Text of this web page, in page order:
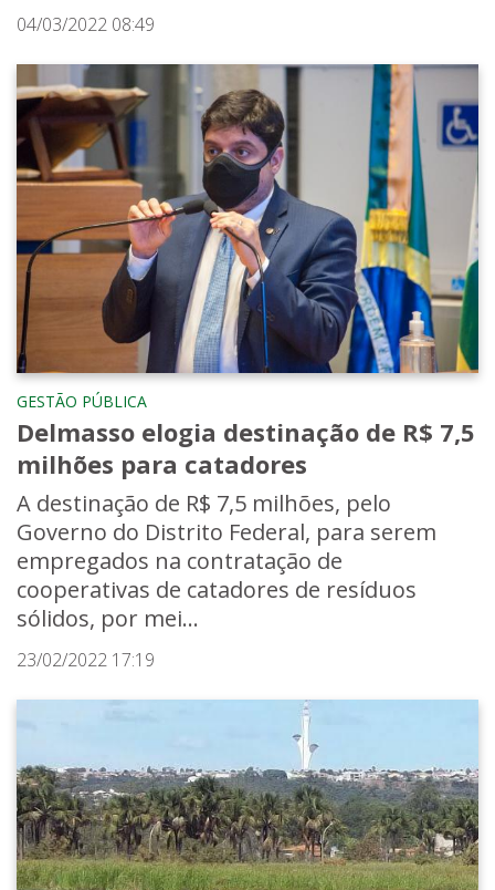
04/03/2022 08:49
GESTÃO PÚBLICA
Delmasso elogia destinação de R$ 7,5
milhões para catadores
A destinação de R$ 7,5 milhões, pelo
Governo do Distrito Federal, para serem
empregados na contratação de
cooperativas de catadores de resíduos
sólidos, por mei...
23/02/2022 17:19